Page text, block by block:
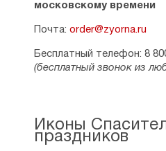
московскому времени
Почта: order@zyorna.ru
Бесплатный телефон: 8
(бесплатный звонок из
Иконы
праздников